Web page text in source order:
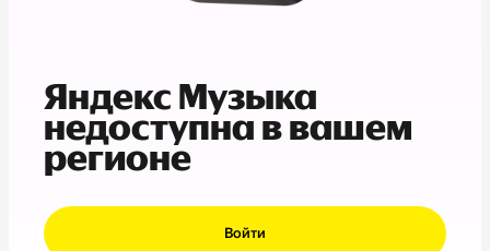
Яндекс Музыка
недоступна в вашем
регионе
Войти